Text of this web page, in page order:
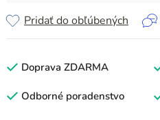
Pridať do obľúbených
Doprava ZDARMA
Odborné poradenstvo